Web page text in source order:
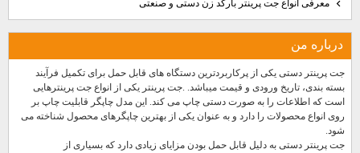
معرفی انواع جت پرینتر بارکد زن دستی و صنعتی
درباره من
جت پرینتر دستی یکی از پرکاربردترین دستگاه های قابل حمل برای تکمیل فرآیند
بسته بندی، تاریخ ورودی و قیمت میباشد. .جت پرینتر یکی از انواع جت پرینترهایی
است که اطلاعات را به صورت دستی چاپ می کند. این مدل چاپگر قابلیت چاپ بر
روی انواع محصولات را دارد و به عنوان یکی از بهترین چاپگرهای محصول شناخته می
شود.
جت پرینتر دستی به دلیل قابل حمل بودن مزایای زیادی دارد که بسیاری از